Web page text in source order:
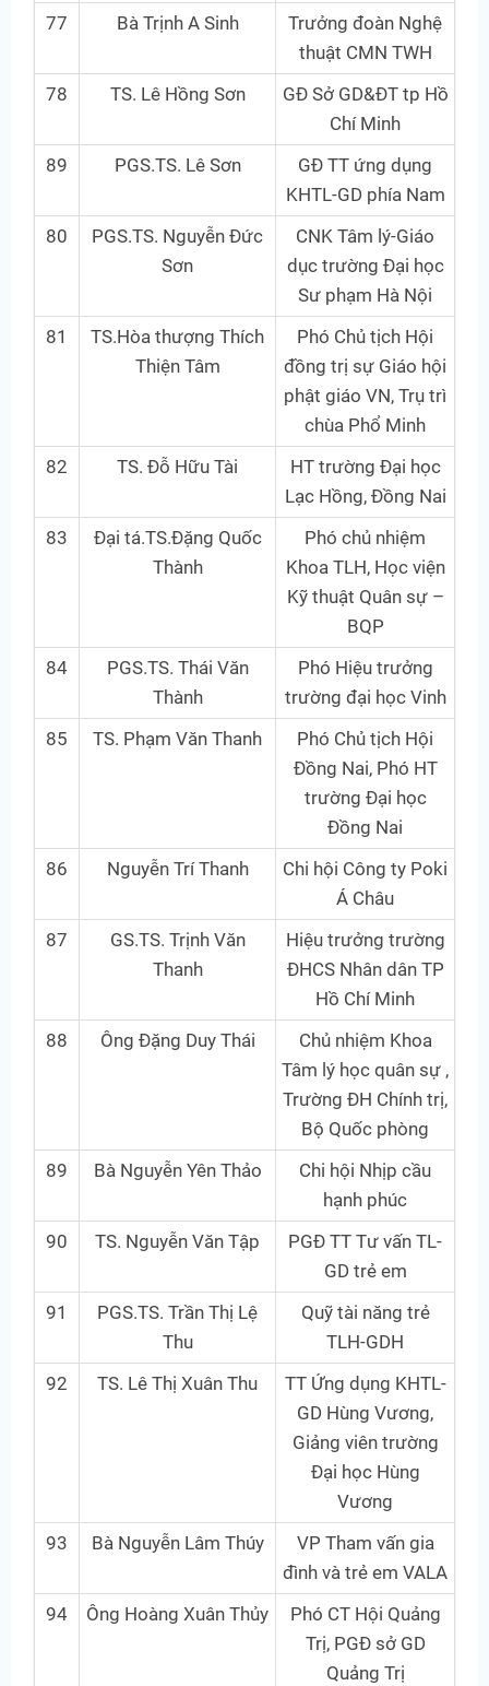
77 Bà Trịnh A Sinh
Trưởng đoàn Nghệ
thuật CMN TWH
78
TS. Lê Hồng Sơn
GĐ Sở GD&ĐT tp Hồ
Chí Minh
89
PGS.TS. Lê Sơn
GĐ TT ứng dụng
KHTL-GD phía Nam
80
PGS.TS. Nguyễn Đức
Sơn
CNK Tâm lý-Giáo
dục trường Đại học
Sư phạm Hà Nội
81
TS.Hòa thượng Thích
Thiện Tâm
Phó Chủ tịch Hội
đồng trị sự Giáo hội
phật giáo VN, Trụ trì
chùa Phổ Minh
82
TS. Đỗ Hữu Tài
HT trường Đại học
Lạc Hồng, Đồng Nai
83
Đại tá.TS.Đặng Quốc
Thành
Phó chủ nhiệm
Khoa TLH, Học viện
Kỹ thuật Quân sự –
BQP
84
PGS.TS. Thái Văn
Thành
Phó Hiệu trưởng
trường đại học Vinh
85
TS. Phạm Văn Thanh
Phó Chủ tịch Hội
Đồng Nai, Phó HT
trường Đại học
Đồng Nai
86
Nguyễn Trí Thanh
Chi hội Công ty Poki
Á Châu
87
GS.TS. Trịnh Văn
Thanh
Hiệu trưởng trường
ĐHCS Nhân dân TP
Hồ Chí Minh
88
Ông Đặng Duy Thái
Chủ nhiệm Khoa
Tâm lý học quân sự ,
Trường ĐH Chính trị,
Bộ Quốc phòng
89
Bà Nguyễn Yên Thảo
Chi hội Nhịp cầu
hạnh phúc
90
TS. Nguyễn Văn Tập
PGĐ TT Tư vấn TL-
GD trẻ em
91
PGS.TS. Trần Thị Lệ
Thu
Quỹ tài năng trẻ
TLH-GDH
92
TS. Lê Thị Xuân Thu
TT Ứng dụng KHTL-
GD Hùng Vương,
Giảng viên trường
Đại học Hùng
Vương
93
Bà Nguyễn Lâm Thúy
VP Tham vấn gia
đình và trẻ em VALA
94
Ông Hoàng Xuân Thủy
Phó CT Hội Quảng
Trị, PGĐ sở GD
Quảng Trị